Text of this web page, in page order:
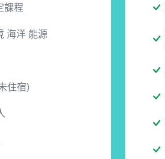
課程
海洋 能源
住宿)